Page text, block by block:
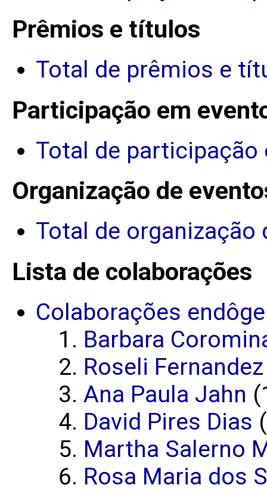
Prêmios e títulos
Total de prêmios e
Participação em
Total de participação
Organização de
Total de organização
Lista de colaborações
Colaborações
Barbara
Roseli Fernandez
Ana Paula Jahn
David Pires Dias
Martha Salerno
Rosa Maria dos